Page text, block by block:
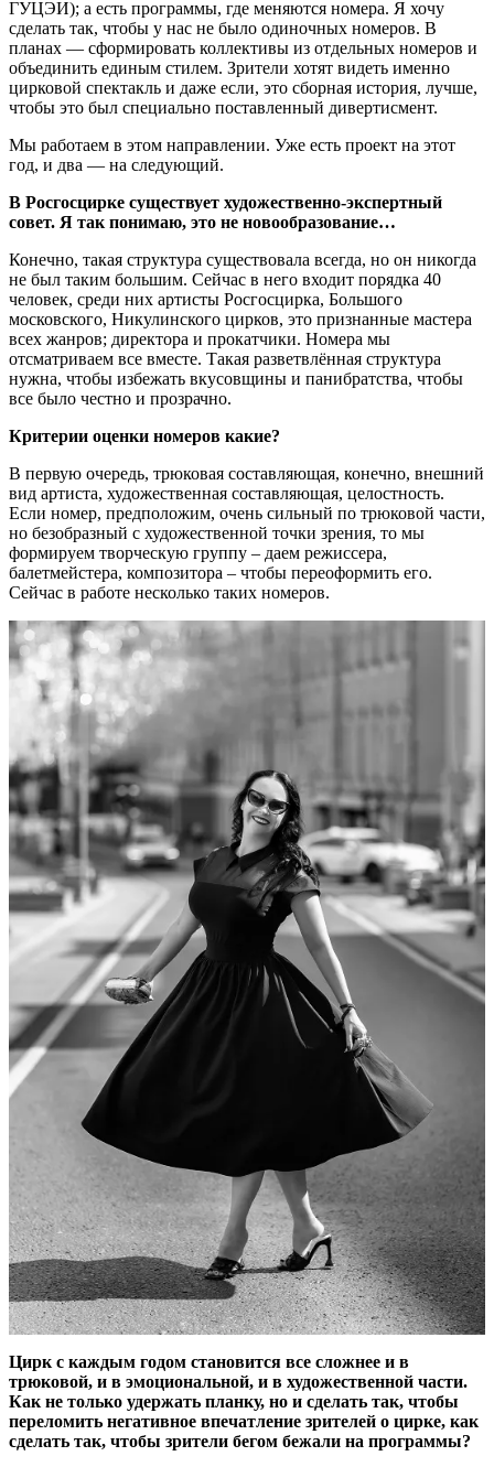
ГУЦЭИ); а есть программы, где меняются номера. Я хочу
сделать так, чтобы у нас не было одиночных номеров. В
планах — сформировать коллективы из отдельных номеров и
объединить единым стилем. Зрители хотят видеть именно
цирковой спектакль и даже если, это сборная история, лучше,
чтобы это был специально поставленный дивертисмент.
Мы работаем в этом направлении. Уже есть проект на этот
год, и два — на следующий.
В Росгосцирке существует художественно-экспертный
совет. Я так понимаю, это не новообразование…
Конечно, такая структура существовала всегда, но он никогда
не был таким большим. Сейчас в него входит порядка 40
человек, среди них артисты Росгосцирка, Большого
московского, Никулинского цирков, это признанные мастера
всех жанров; директора и прокатчики. Номера мы
отсматриваем все вместе. Такая разветвлённая структура
нужна, чтобы избежать вкусовщины и панибратства, чтобы
все было честно и прозрачно.
Критерии оценки номеров какие?
В первую очередь, трюковая составляющая, конечно, внешний
вид артиста, художественная составляющая, целостность.
Если номер, предположим, очень сильный по трюковой части,
но безобразный с художественной точки зрения, то мы
формируем творческую группу – даем режиссера,
балетмейстера, композитора – чтобы переоформить его.
Сейчас в работе несколько таких номеров.
Цирк с каждым годом становится все сложнее и в
трюковой, и в эмоциональной, и в художественной части.
Как не только удержать планку, но и сделать так, чтобы
переломить негативное впечатление зрителей о цирке, как
сделать так, чтобы зрители бегом бежали на программы?